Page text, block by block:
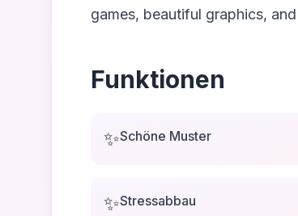
games, beautiful graphics,
Funktionen
✨Schöne Muster
✨Stressabbau